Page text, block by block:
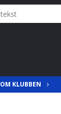
OM KLUBBEN